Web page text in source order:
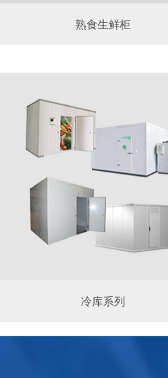
熟食生鲜柜
冷库系列